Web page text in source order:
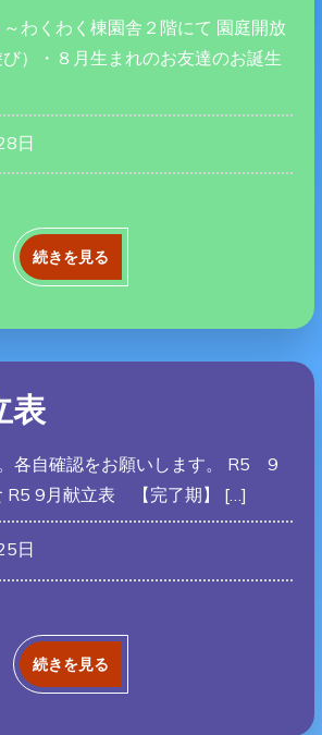
わくわく棟園舎２階にて 園庭開放
）・８月生まれのお友達のお誕生
日
続きを見る
表
各自確認をお願いします。 R5 9
R5 9月献立表 【完了期】 […]
日
続きを見る